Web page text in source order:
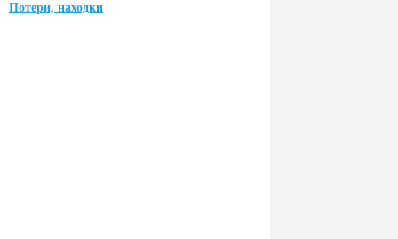
Потери, находки